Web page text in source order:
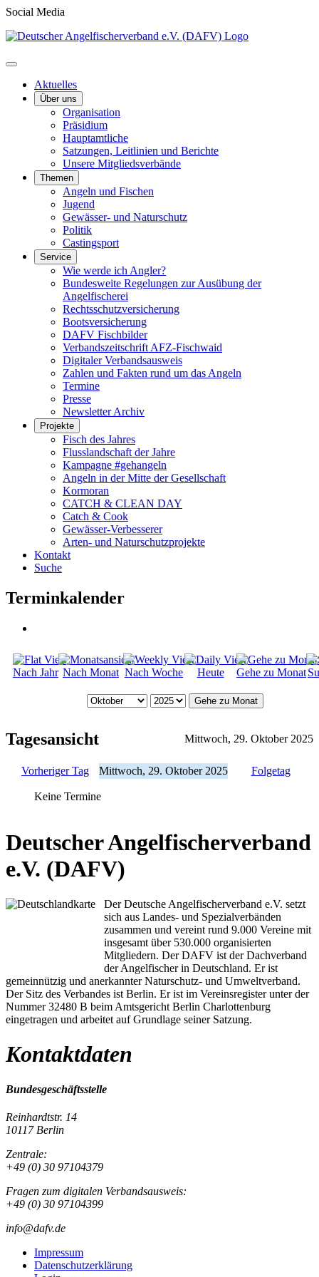
Social Media
Aktuelles
Über uns
Organisation
Präsidium
Hauptamtliche
Satzungen, Leitlinien und Berichte
Unsere Mitgliedsverbände
Themen
Angeln und Fischen
Jugend
Gewässer- und Naturschutz
Politik
Castingsport
Service
Wie werde ich Angler?
Bundesweite Regelungen zur Ausübung der
Angelfischerei
Rechtsschutzversicherung
Bootsversicherung
DAFV Fischbilder
Verbandszeitschrift AFZ-Fischwaid
Digitaler Verbandsausweis
Zahlen und Fakten rund um das Angeln
Termine
Presse
Newsletter Archiv
Projekte
Fisch des Jahres
Flusslandschaft der Jahre
Kampagne #gehangeln
Angeln in der Mitte der Gesellschaft
Kormoran
CATCH & CLEAN DAY
Catch & Cook
Gewässer-Verbesserer
Arten- und Naturschutzprojekte
Kontakt
Suche
Terminkalender
Nach Jahr Nach Monat Nach Woche Heute Gehe zu Monat
Gehe zu Monat
Tagesansicht Mittwoch, 29. Oktober 2025
Vorheriger Tag Mittwoch, 29. Oktober 2025 Folgetag
Keine Termine
Deutscher Angelfischerverband
e.V. (DAFV)
Der Deutsche Angelfischerverband e.V. setzt
sich aus Landes- und Spezialverbänden
zusammen und vereint rund 9.000 Vereine mit
insgesamt über 530.000 organisierten
Mitgliedern. Der DAFV ist der Dachverband
der Angelfischer in Deutschland. Er ist
gemeinnützig und anerkannter Naturschutz- und Umweltverband.
Der Sitz des Verbandes ist Berlin. Er ist im Vereinsregister unter der
Nummer 32480 B beim Amtsgericht Berlin Charlottenburg
eingetragen und arbeitet auf Grundlage seiner Satzung.
Kontaktdaten
Bundesgeschäftsstelle
Reinhardtstr. 14
10117 Berlin
Zentrale:
+49 (0) 30 97104379
Fragen zum digitalen Verbandsausweis:
+49 (0) 30 97104399
info@dafv.de
Impressum
Datenschutzerklärung